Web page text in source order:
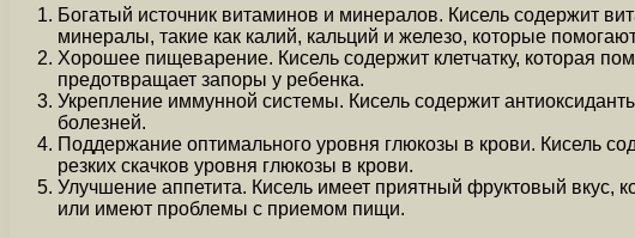
Богатый источник витаминов и минералов. Кисель содержит
минералы, такие как калий, кальций и железо, которые
Хорошее пищеварение. Кисель содержит клетчатку, которая
предотвращает запоры у ребенка.
Укрепление иммунной системы. Кисель содержит
болезней.
Поддержание оптимального уровня глюкозы в крови. Кисель
резких скачков уровня глюкозы в крови.
Улучшение аппетита. Кисель имеет приятный фруктовый вкус,
или имеют проблемы с приемом пищи.